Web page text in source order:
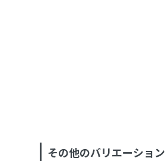
その他のバリエーション